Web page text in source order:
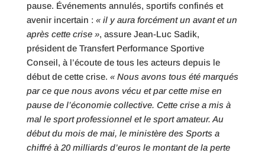
pause. Événements annulés, sportifs confinés et
avenir incertain : « il y aura forcément un avant et un
après cette crise », assure Jean-Luc Sadik,
président de Transfert Performance Sportive
Conseil, à l’écoute de tous les acteurs depuis le
début de cette crise. « Nous avons tous été marqués
par ce que nous avons vécu et par cette mise en
pause de l’économie collective. Cette crise a mis à
mal le sport professionnel et le sport amateur. Au
début du mois de mai, le ministère des Sports a
chiffré à 20 milliards d’euros le montant de la perte